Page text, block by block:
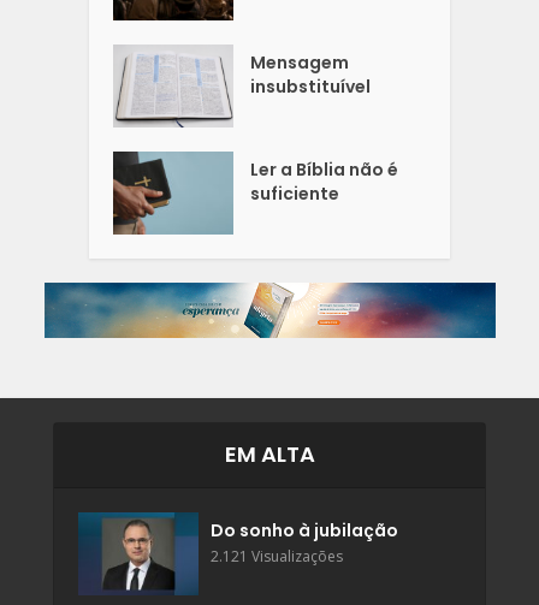
Mensagem
insubstituível
Ler a Bíblia não é
suficiente
EM ALTA
Do sonho à jubilação
2.121 Visualizações